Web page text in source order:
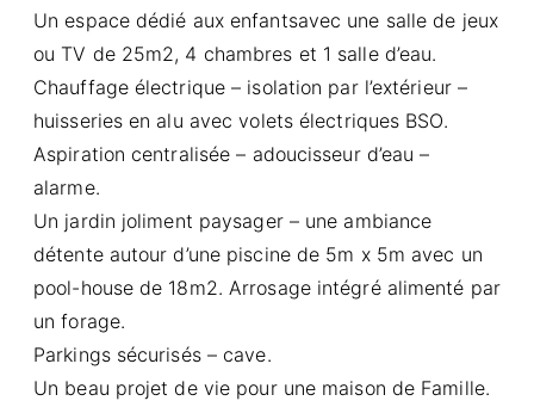
Un espace dédié aux enfantsavec une salle de jeux
ou TV de 25m2, 4 chambres et 1 salle d’eau.
Chauffage électrique – isolation par l’extérieur –
huisseries en alu avec volets électriques BSO.
Aspiration centralisée – adoucisseur d’eau –
alarme.
Un jardin joliment paysager – une ambiance
détente autour d’une piscine de 5m x 5m avec un
pool-house de 18m2. Arrosage intégré alimenté par
un forage.
Parkings sécurisés – cave.
Un beau projet de vie pour une maison de Famille.